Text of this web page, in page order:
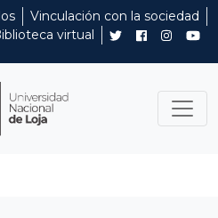
Vinculación con la sociedad
virtual